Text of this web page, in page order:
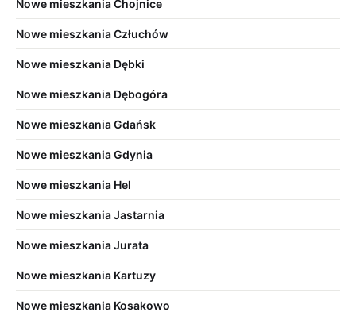
Nowe mieszkania Chojnice
Nowe mieszkania Człuchów
Nowe mieszkania Dębki
Nowe mieszkania Dębogóra
Nowe mieszkania Gdańsk
Nowe mieszkania Gdynia
Nowe mieszkania Hel
Nowe mieszkania Jastarnia
Nowe mieszkania Jurata
Nowe mieszkania Kartuzy
Nowe mieszkania Kosakowo